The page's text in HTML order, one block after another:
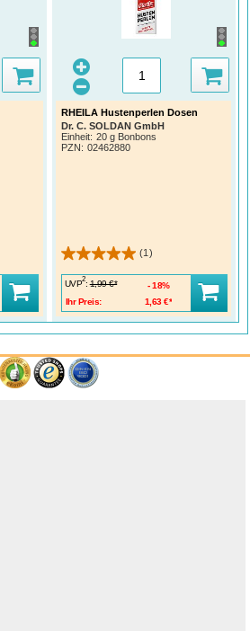
RHEILA Hustenperlen Dosen
Dr. C. SOLDAN GmbH
Einheit: 20 g Bonbons
PZN : 02462880
(1)
UVP
2
: 1,99 €*
Ihr Preis:
1,63 €*
18%